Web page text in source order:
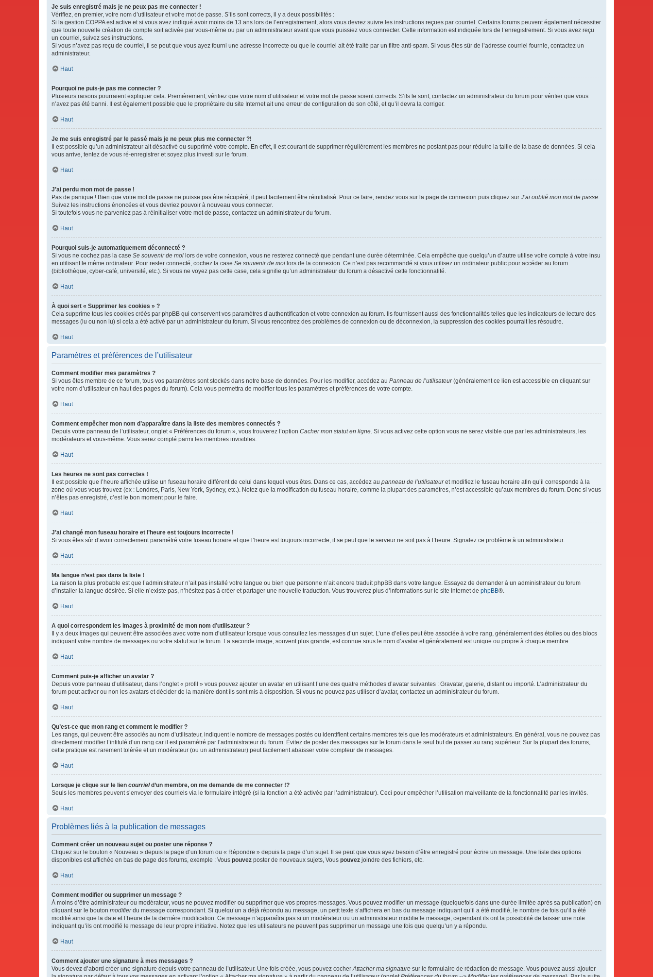
Je suis enregistré mais je ne peux pas me connecter !
Vérifiez, en premier, votre nom d’utilisateur et votre mot de passe. S’ils sont corrects, il y a deux possibilités :
Si la gestion COPPA est active et si vous avez indiqué avoir moins de 13 ans lors de l’enregistrement, alors vous devrez suivre les instructions reçues par courriel. Certains forums peuvent également nécessiter
que toute nouvelle création de compte soit activée par vous-même ou par un administrateur avant que vous puissiez vous connecter. Cette information est indiquée lors de l’enregistrement. Si vous avez reçu
un courriel, suivez ses instructions.
Si vous n’avez pas reçu de courriel, il se peut que vous ayez fourni une adresse incorrecte ou que le courriel ait été traité par un filtre anti-spam. Si vous êtes sûr de l’adresse courriel fournie, contactez un
administrateur.
Haut
Pourquoi ne puis-je pas me connecter ?
Plusieurs raisons pourraient expliquer cela. Premièrement, vérifiez que votre nom d’utilisateur et votre mot de passe soient corrects. S’ils le sont, contactez un administrateur du forum pour vérifier que vous
n’avez pas été banni. Il est également possible que le propriétaire du site Internet ait une erreur de configuration de son côté, et qu’il devra la corriger.
Haut
Je me suis enregistré par le passé mais je ne peux plus me connecter ?!
Il est possible qu’un administrateur ait désactivé ou supprimé votre compte. En effet, il est courant de supprimer régulièrement les membres ne postant pas pour réduire la taille de la base de données. Si cela
vous arrive, tentez de vous ré-enregistrer et soyez plus investi sur le forum.
Haut
J’ai perdu mon mot de passe !
Pas de panique ! Bien que votre mot de passe ne puisse pas être récupéré, il peut facilement être réinitialisé. Pour ce faire, rendez vous sur la page de connexion puis cliquez sur J’ai oublié mon mot de passe.
Suivez les instructions énoncées et vous devriez pouvoir à nouveau vous connecter.
Si toutefois vous ne parveniez pas à réinitialiser votre mot de passe, contactez un administrateur du forum.
Haut
Pourquoi suis-je automatiquement déconnecté ?
Si vous ne cochez pas la case Se souvenir de moi lors de votre connexion, vous ne resterez connecté que pendant une durée déterminée. Cela empêche que quelqu’un d’autre utilise votre compte à votre insu
en utilisant le même ordinateur. Pour rester connecté, cochez la case Se souvenir de moi lors de la connexion. Ce n’est pas recommandé si vous utilisez un ordinateur public pour accéder au forum
(bibliothèque, cyber-café, université, etc.). Si vous ne voyez pas cette case, cela signifie qu’un administrateur du forum a désactivé cette fonctionnalité.
Haut
À quoi sert « Supprimer les cookies » ?
Cela supprime tous les cookies créés par phpBB qui conservent vos paramètres d’authentification et votre connexion au forum. Ils fournissent aussi des fonctionnalités telles que les indicateurs de lecture des
messages (lu ou non lu) si cela a été activé par un administrateur du forum. Si vous rencontrez des problèmes de connexion ou de déconnexion, la suppression des cookies pourrait les résoudre.
Haut
Paramètres et préférences de l’utilisateur
Comment modifier mes paramètres ?
Si vous êtes membre de ce forum, tous vos paramètres sont stockés dans notre base de données. Pour les modifier, accédez au Panneau de l’utilisateur(généralement ce lien est accessible en cliquant sur
votre nom d’utilisateur en haut des pages du forum). Cela vous permettra de modifier tous les paramètres et préférences de votre compte.
Haut
Comment empêcher mon nom d’apparaître dans la liste des membres connectés ?
Depuis votre panneau de l’utilisateur, onglet « Préférences du forum », vous trouverez l’option Cacher mon statut en ligne. Si vous activez cette option vous ne serez visible que par les administrateurs, les
modérateurs et vous-même. Vous serez compté parmi les membres invisibles.
Haut
Les heures ne sont pas correctes !
Il est possible que l’heure affichée utilise un fuseau horaire différent de celui dans lequel vous êtes. Dans ce cas, accédez au panneau de l’utilisateuret modifiez le fuseau horaire afin qu’il corresponde à la
zone où vous vous trouvez (ex : Londres, Paris, New York, Sydney, etc.). Notez que la modification du fuseau horaire, comme la plupart des paramètres, n’est accessible qu’aux membres du forum. Donc si vous
n’êtes pas enregistré, c’est le bon moment pour le faire.
Haut
J’ai changé mon fuseau horaire et l’heure est toujours incorrecte !
Si vous êtes sûr d’avoir correctement paramétré votre fuseau horaire et que l’heure est toujours incorrecte, il se peut que le serveur ne soit pas à l’heure. Signalez ce problème à un administrateur.
Haut
Ma langue n’est pas dans la liste !
La raison la plus probable est que l’administrateur n’ait pas installé votre langue ou bien que personne n’ait encore traduit phpBB dans votre langue. Essayez de demander à un administrateur du forum
d’installer la langue désirée. Si elle n’existe pas, n’hésitez pas à créer et partager une nouvelle traduction. Vous trouverez plus d’informations sur le site Internet de phpBB®.
Haut
A quoi correspondent les images à proximité de mon nom d’utilisateur ?
Il y a deux images qui peuvent être associées avec votre nom d’utilisateur lorsque vous consultez les messages d’un sujet. L’une d’elles peut être associée à votre rang, généralement des étoiles ou des blocs
indiquant votre nombre de messages ou votre statut sur le forum. La seconde image, souvent plus grande, est connue sous le nom d’avatar et généralement est unique ou propre à chaque membre.
Haut
Comment puis-je afficher un avatar ?
Depuis votre panneau d’utilisateur, dans l’onglet « profil » vous pouvez ajouter un avatar en utilisant l’une des quatre méthodes d’avatar suivantes : Gravatar, galerie, distant ou importé. L’administrateur du
forum peut activer ou non les avatars et décider de la manière dont ils sont mis à disposition. Si vous ne pouvez pas utiliser d’avatar, contactez un administrateur du forum.
Haut
Qu’est-ce que mon rang et comment le modifier ?
Les rangs, qui peuvent être associés au nom d’utilisateur, indiquent le nombre de messages postés ou identifient certains membres tels que les modérateurs et administrateurs. En général, vous ne pouvez pas
directement modifier l’intitulé d’un rang car il est paramétré par l’administrateur du forum. Évitez de poster des messages sur le forum dans le seul but de passer au rang supérieur. Sur la plupart des forums,
cette pratique est rarement tolérée et un modérateur (ou un administrateur) peut facilement abaisser votre compteur de messages.
Haut
Lorsque je clique sur le lien courrield’un membre, on me demande de me connecter !?
Seuls les membres peuvent s’envoyer des courriels via le formulaire intégré (si la fonction a été activée par l’administrateur). Ceci pour empêcher l’utilisation malveillante de la fonctionnalité par les invités.
Haut
Problèmes liés à la publication de messages
Comment créer un nouveau sujet ou poster une réponse ?
Cliquez sur le bouton « Nouveau » depuis la page d’un forum ou « Répondre » depuis la page d’un sujet. Il se peut que vous ayez besoin d’être enregistré pour écrire un message. Une liste des options
disponibles est affichée en bas de page des forums, exemple : Vous pouvez poster de nouveaux sujets, Vous pouvez joindre des fichiers, etc.
Haut
Comment modifier ou supprimer un message ?
À moins d’être administrateur ou modérateur, vous ne pouvez modifier ou supprimer que vos propres messages. Vous pouvez modifier un message (quelquefois dans une durée limitée après sa publication) en
cliquant sur le bouton modifierdu message correspondant. Si quelqu’un a déjà répondu au message, un petit texte s’affichera en bas du message indiquant qu’il a été modifié, le nombre de fois qu’il a été
modifié ainsi que la date et l’heure de la dernière modification. Ce message n’apparaîtra pas si un modérateur ou un administrateur modifie le message, cependant ils ont la possibilité de laisser une note
indiquant qu’ils ont modifié le message de leur propre initiative. Notez que les utilisateurs ne peuvent pas supprimer un message une fois que quelqu’un y a répondu.
Haut
Comment ajouter une signature à mes messages ?
Vous devez d’abord créer une signature depuis votre panneau de l’utilisateur. Une fois créée, vous pouvez cocherAttacher ma signature sur le formulaire de rédaction de message. Vous pouvez aussi ajouter